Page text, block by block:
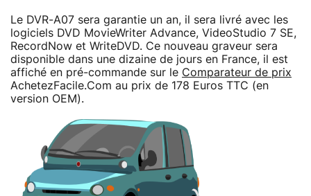
Le DVR-A07 sera garantie un an, il sera livré avec les
logiciels DVD MovieWriter Advance, VideoStudio 7 SE,
RecordNow et WriteDVD. Ce nouveau graveur sera
disponible dans une dizaine de jours en France, il est
affiché en pré-commande sur le Comparateur de prix
AchetezFacile.Com au prix de 178 Euros TTC (en
version OEM).